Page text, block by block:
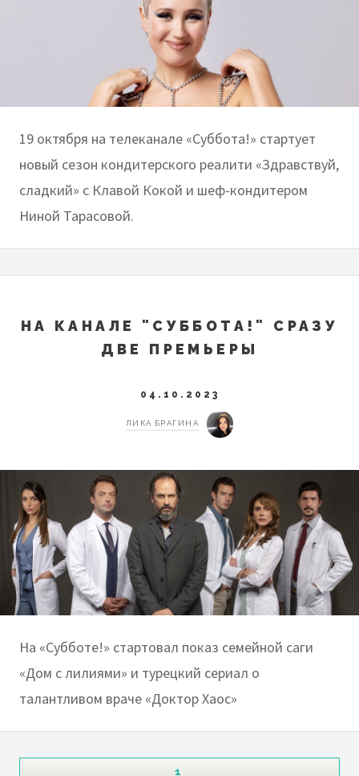
19 октября на телеканале «Суббота!» стартует
новый сезон кондитерского реалити «Здравствуй,
сладкий» с Клавой Кокой и шеф-кондитером
Ниной Тарасовой.
НА КАНАЛЕ "СУББОТА!" СРАЗУ
ДВЕ ПРЕМЬЕРЫ
04.10.2023
ЛИКА БРАГИНА
На «Субботе!» стартовал показ семейной саги
«Дом с лилиями» и турецкий сериал о
талантливом враче «Доктор Хаос»
1